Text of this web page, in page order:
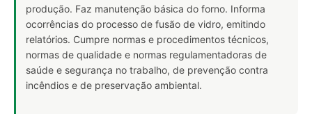
produção. Faz manutenção básica do forno. Informa
ocorrências do processo de fusão de vidro, emitindo
relatórios. Cumpre normas e procedimentos técnicos,
normas de qualidade e normas regulamentadoras de
saúde e segurança no trabalho, de prevenção contra
incêndios e de preservação ambiental.